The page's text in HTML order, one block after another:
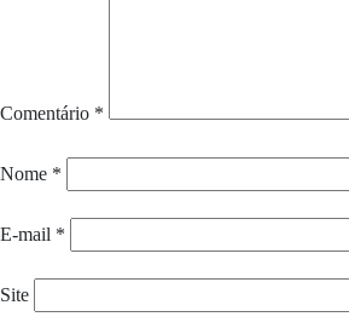
Comentário *
Nome *
E-mail *
Site